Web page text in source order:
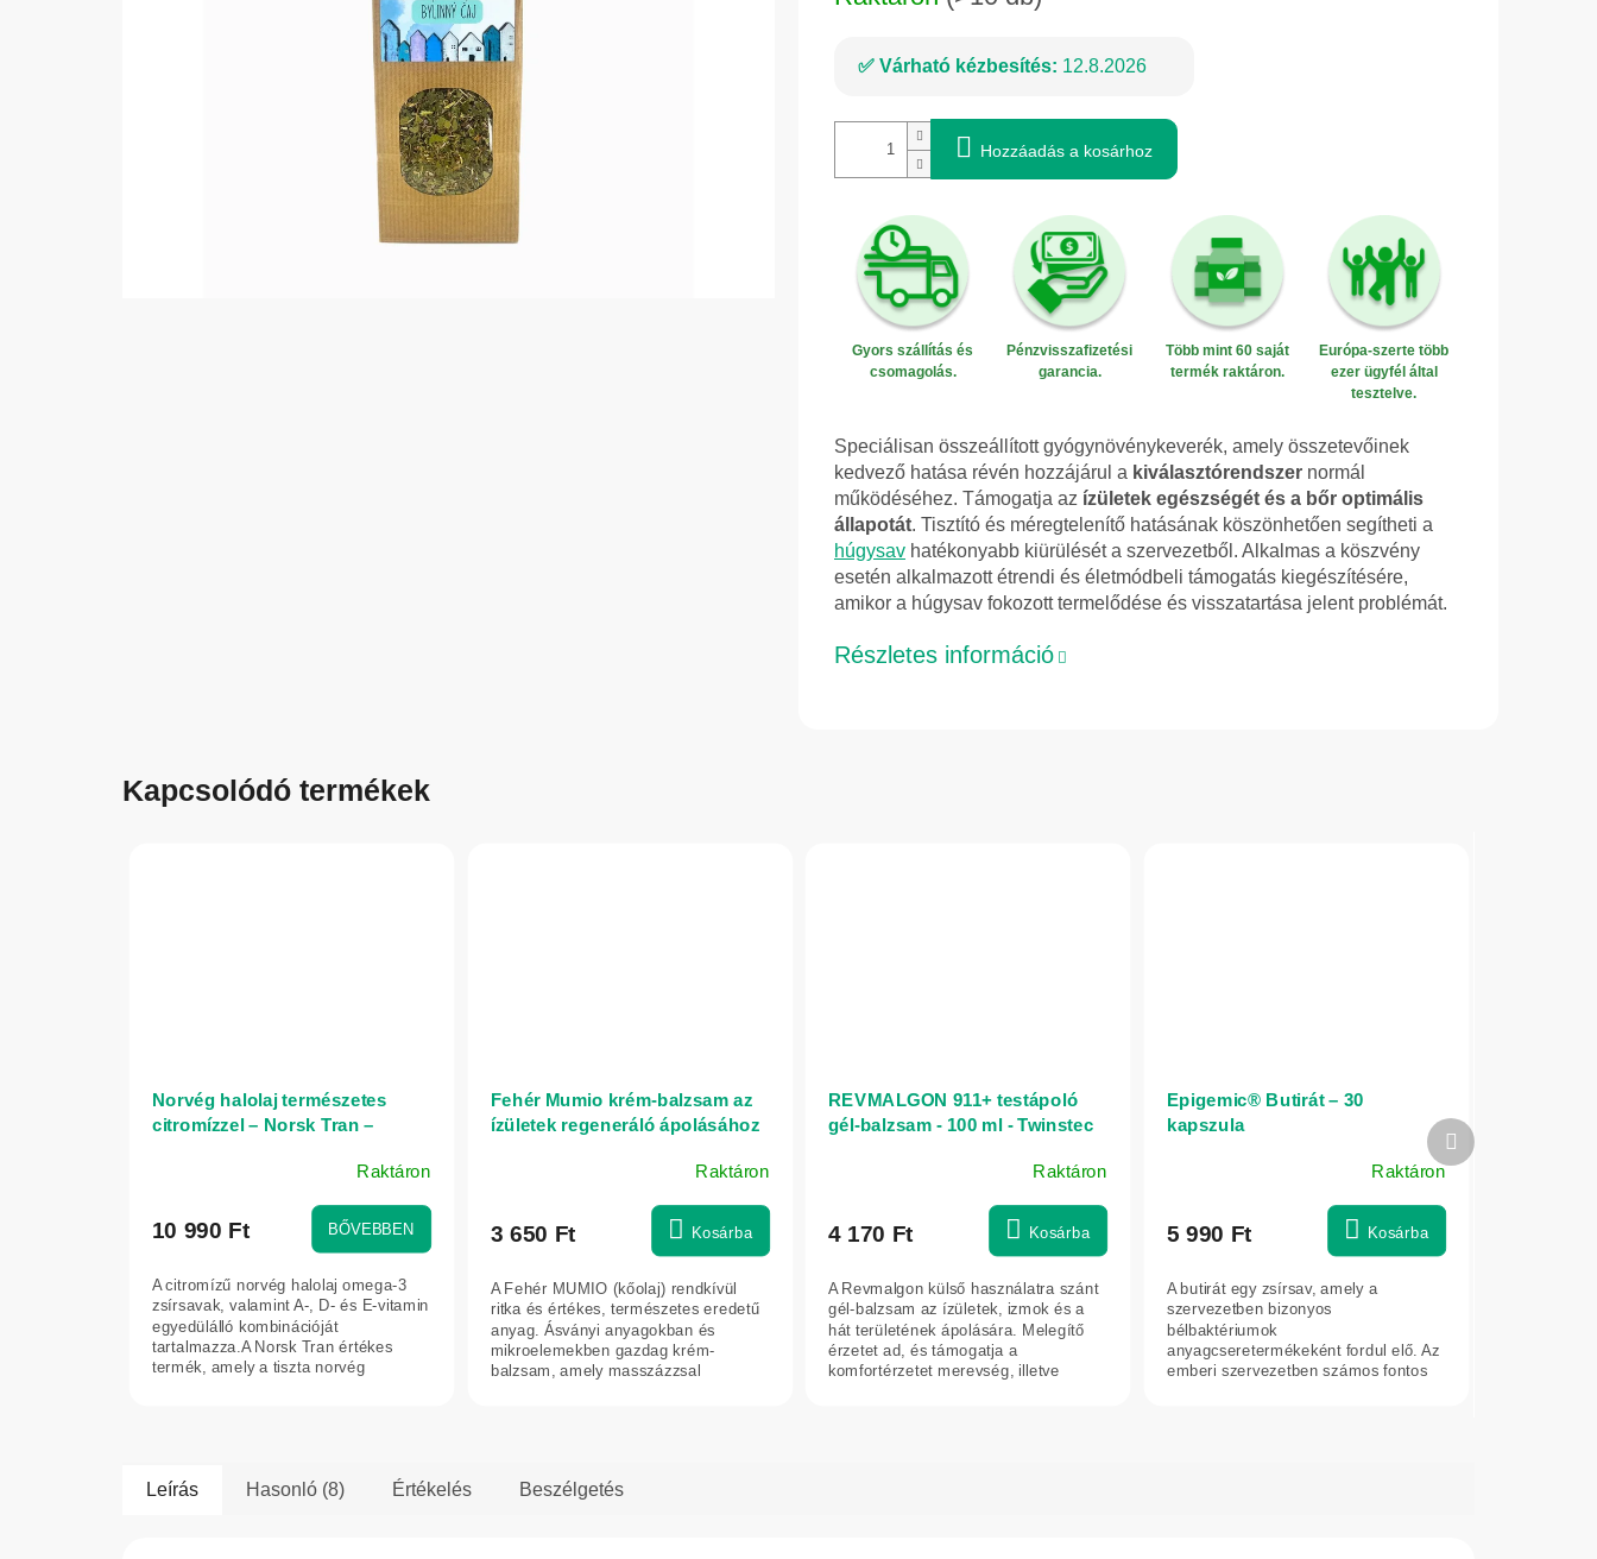
Várható kézbesítés: 12.8.2026
Hozzáadás a kosárhoz
Gyors szállítás és
csomagolás.
Pénzvisszafizetési
garancia.
Több mint 60 saját
termék raktáron.
Európa-szerte több
ezer ügyfél által
tesztelve.
Speciálisan összeállított gyógynövénykeverék, amely összetevőinek
kedvező hatása révén hozzájárul a kiválasztórendszer normál
működéséhez. Támogatja az ízületek egészségét és a bőr optimális
állapotát. Tisztító és méregtelenítő hatásának köszönhetően segítheti a
húgysav hatékonyabb kiürülését a szervezetből. Alkalmas a köszvény
esetén alkalmazott étrendi és életmódbeli támogatás kiegészítésére,
amikor a húgysav fokozott termelődése és visszatartása jelent problémát.
Részletes információ
Kapcsolódó termékek
Norvég halolaj természetes
citromízzel – Norsk Tran –
Raktáron
10 990 Ft BŐVEBBEN
A citromízű norvég halolaj omega-3
zsírsavak, valamint A-, D- és E-vitamin
egyedülálló kombinációját
tartalmazza.A Norsk Tran értékes
termék, amely a tiszta norvég
Fehér Mumio krém-balzsam az
ízületek regeneráló ápolásához
átlagos
ből
5,0
csillag.
Raktáron
3 650 Ft Kosárba
A Fehér MUMIO (kőolaj) rendkívül
ritka és értékes, természetes eredetű
anyag. Ásványi anyagokban és
mikroelemekben gazdag krém-
balzsam, amely masszázzsal
REVMALGON 911+ testápoló
gél-balzsam - 100 ml - Twinstec
Raktáron
4 170 Ft Kosárba
A Revmalgon külső használatra szánt
gél-balzsam az ízületek, izmok és a
hát területének ápolására. Melegítő
érzetet ad, és támogatja a
komfortérzetet merevség, illetve
Epigemic® Butirát – 30
kapszula
Raktáron
5 990 Ft Kosárba
A butirát egy zsírsav, amely a
szervezetben bizonyos
bélbaktériumok
anyagcseretermékeként fordul elő. Az
emberi szervezetben számos fontos
Következő
termék
Leírás Hasonló (8) Értékelés Beszélgetés